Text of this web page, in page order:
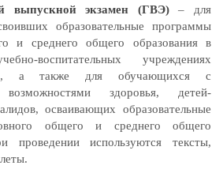
выпускной экзамен (ГВЭ)– для
образовательные программы
и среднего общего образования в
воспитательных учреждениях
а также для обучающихся с
возможностями здоровья, детей-
осваивающих образовательные
общего и среднего общего
проведении используются тексты,